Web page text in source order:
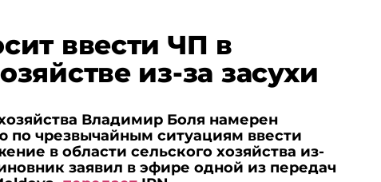
ввести ЧП в
из-за засухи
Владимир Боля намерен
по чрезвычайным ситуациям ввести
в области сельского хозяйства из-
заявил в эфире одной из передач